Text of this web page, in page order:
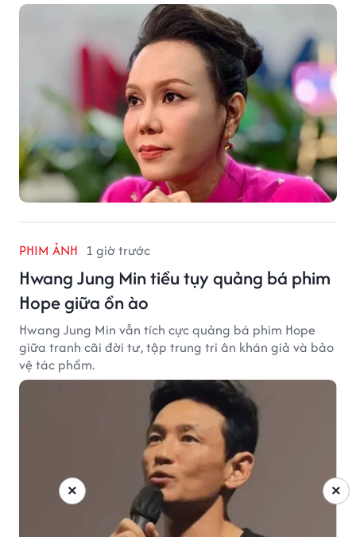
PHIM ẢNH 1 giờ trước
Hwang Jung Min tiều tụy quảng bá phim
Hope giữa ồn ào
Hwang Jung Min vẫn tích cực quảng bá phim Hope
giữa tranh cãi đời tư, tập trung tri ân khán giả và bảo
vệ tác phẩm.
×
×